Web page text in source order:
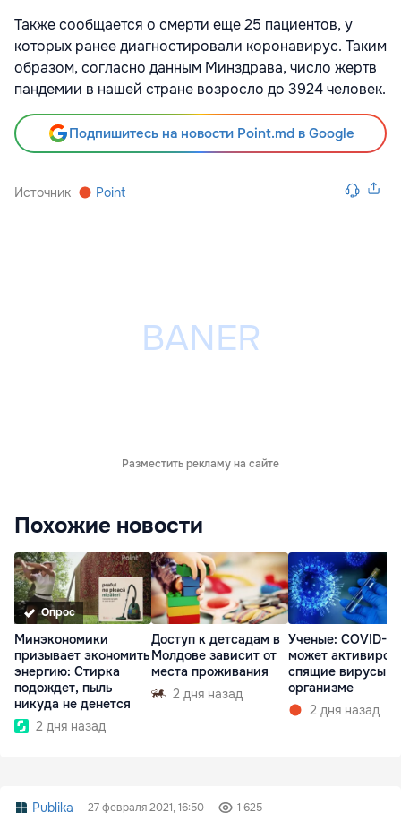
Также сообщается о смерти еще 25 пациентов, у
которых ранее диагностировали коронавирус. Таким
образом, согласно данным Минздрава, число жертв
пандемии в нашей стране возросло до 3924 человек.
Подпишитесь на новости Point.md в Google
Источник Point
Разместить рекламу на сайте
Похожие новости
Опрос
Минэкономики
призывает экономить
энергию: Стирка
подождет, пыль
никуда не денется
2 дня назад
Доступ к детсадам в
Молдове зависит от
места проживания
2 дня назад
Ученые: COVID-19
может
спящие вирусы в
организме
2 дня назад
Publika 27 февраля 2021, 16:50 1 625